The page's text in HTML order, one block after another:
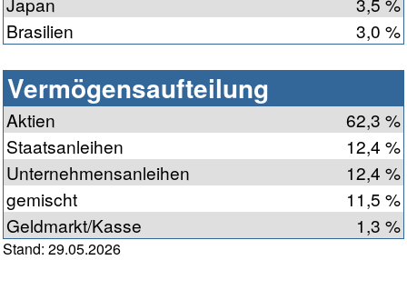
Brasilien
3,0 %
Vermögensaufteilung
Aktien
62,3 %
Staatsanleihen
12,4 %
Unternehmensanleihen
12,4 %
gemischt
11,5 %
Geldmarkt/Kasse
1,3 %
Stand: 29.05.2026